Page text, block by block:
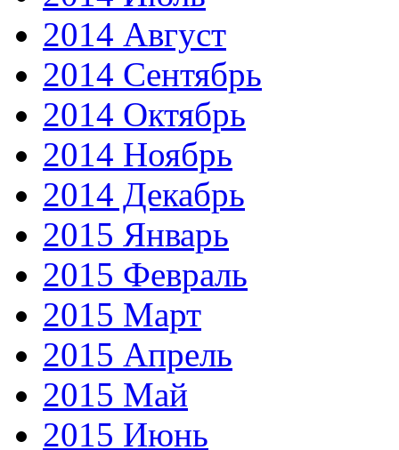
2014 Август
2014 Сентябрь
2014 Октябрь
2014 Ноябрь
2014 Декабрь
2015 Январь
2015 Февраль
2015 Март
2015 Апрель
2015 Май
2015 Июнь